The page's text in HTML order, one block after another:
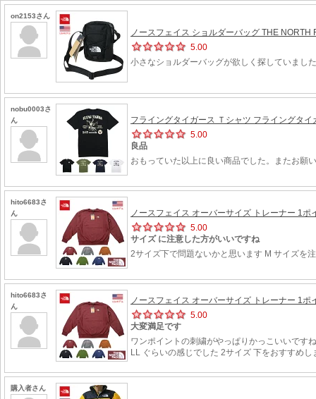
on2153さん
ノースフェイス ショルダーバッグ THE NORTH
5.00
小さなショルダーバッグが欲しく探していまし
nobu0003さ
ん
フライングタイガース Ｔシャツ フライングタ
5.00
良品
おもっていた以上に良い商品でした。またお願
hito6683さ
ん
ノースフェイス オーバーサイズ トレーナー 1ポ
5.00
サイズ に注意した方がいいですね
2サイズ下で問題ないかと思います M サイズを
hito6683さ
ん
ノースフェイス オーバーサイズ トレーナー 1ポ
5.00
大変満足です
ワンポイントの刺繍がやっぱりかっこいいです
LL ぐらいの感じでした 2サイズ 下をおすすめし
購入者さん